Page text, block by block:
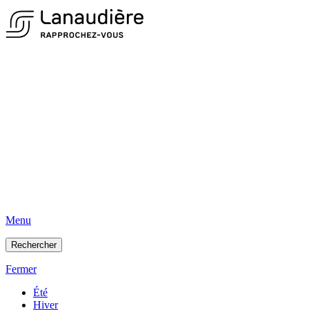
Menu
Rechercher
Fermer
Été
Hiver